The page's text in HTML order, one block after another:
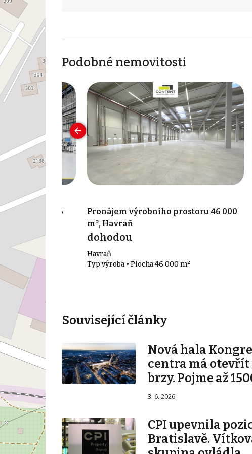
Podobné nemovitosti
prostoru 4 356
m²
Pronájem výrobního prostoru 46 000
m², Havraň
dohodou
Havraň
Typ výroba • Plocha 46 000 m²
Související články
Nová hala
centra má otevřít
brzy. Pojme až
3. 6. 2026
CPI upevnila
Bratislavě.